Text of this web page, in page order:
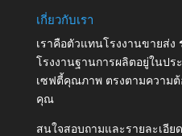
เกี่ยวกับเรา
เราคือตัวแทนโรงงานขายส่ง
โรงงานฐานการผลิตอยู่ในปร
เซฟตี้คุณภาพ ตรงตามความ
คุณ
สนใจสอบถามและรายละเอียด